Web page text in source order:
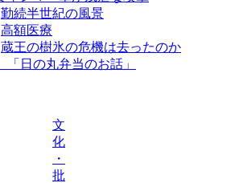
勤続半世紀の風景
高額医療
蔵王の樹氷の危機は去ったのか
「日の丸弁当のお話」
文
化
・
批